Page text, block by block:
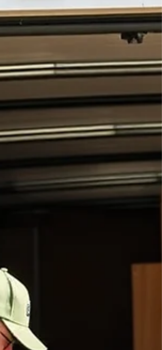
Closet organization Labeling every box
Wrapping all furniture TV & electronics
protection Art & fragile handling Junk
Removal Cost – What to Expect People
pricing is confusing. we cover the entire
region: Winchester VA Stephens City VA Fr